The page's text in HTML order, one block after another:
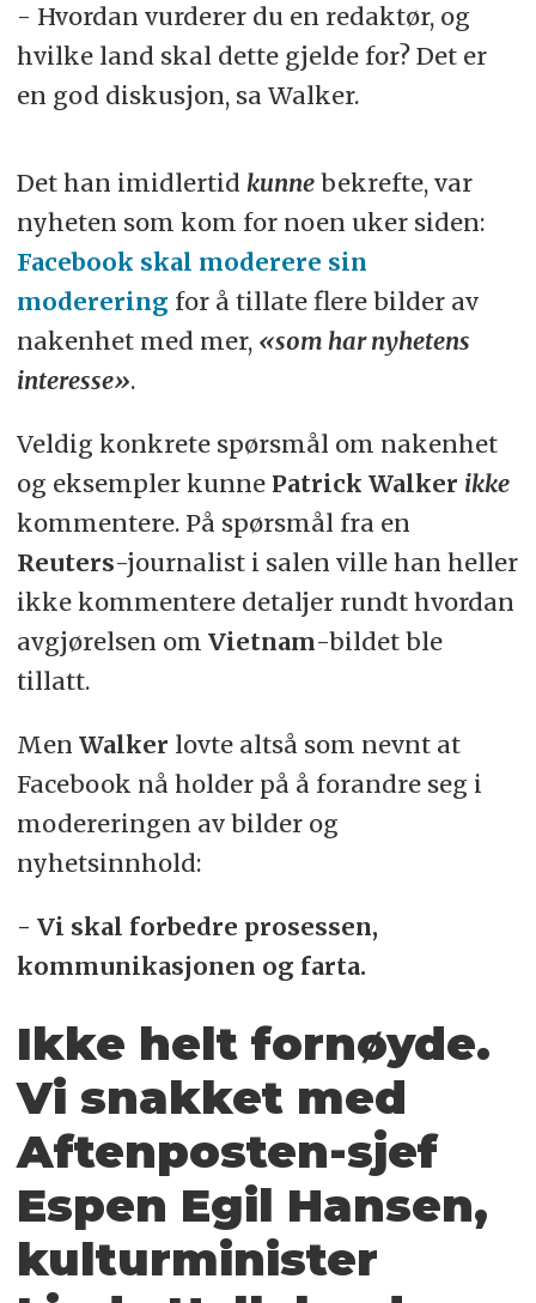
- Hvordan vurderer du en redaktør, og
hvilke land skal dette gjelde for? Det er
en god diskusjon, sa Walker.
Det han imidlertid kunnebekrefte, var
nyheten som kom for noen uker siden:
Facebook skal moderere sin
moderering for å tillate flere bilder av
nakenhet med mer, «som har nyhetens
interesse».
Veldig konkrete spørsmål om nakenhet
og eksempler kunne Patrick Walker ikke
kommentere. På spørsmål fra en
Reuters-journalist i salen ville han heller
ikke kommentere detaljer rundt hvordan
avgjørelsen om Vietnam-bildet ble
tillatt.
Men Walker lovte altså som nevnt at
Facebook nå holder på å forandre seg i
modereringen av bilder og
nyhetsinnhold:
- Vi skal forbedre prosessen,
kommunikasjonen og farta.
Ikke helt fornøyde.
Vi snakket med
Aftenposten-sjef
Espen Egil Hansen,
kulturminister